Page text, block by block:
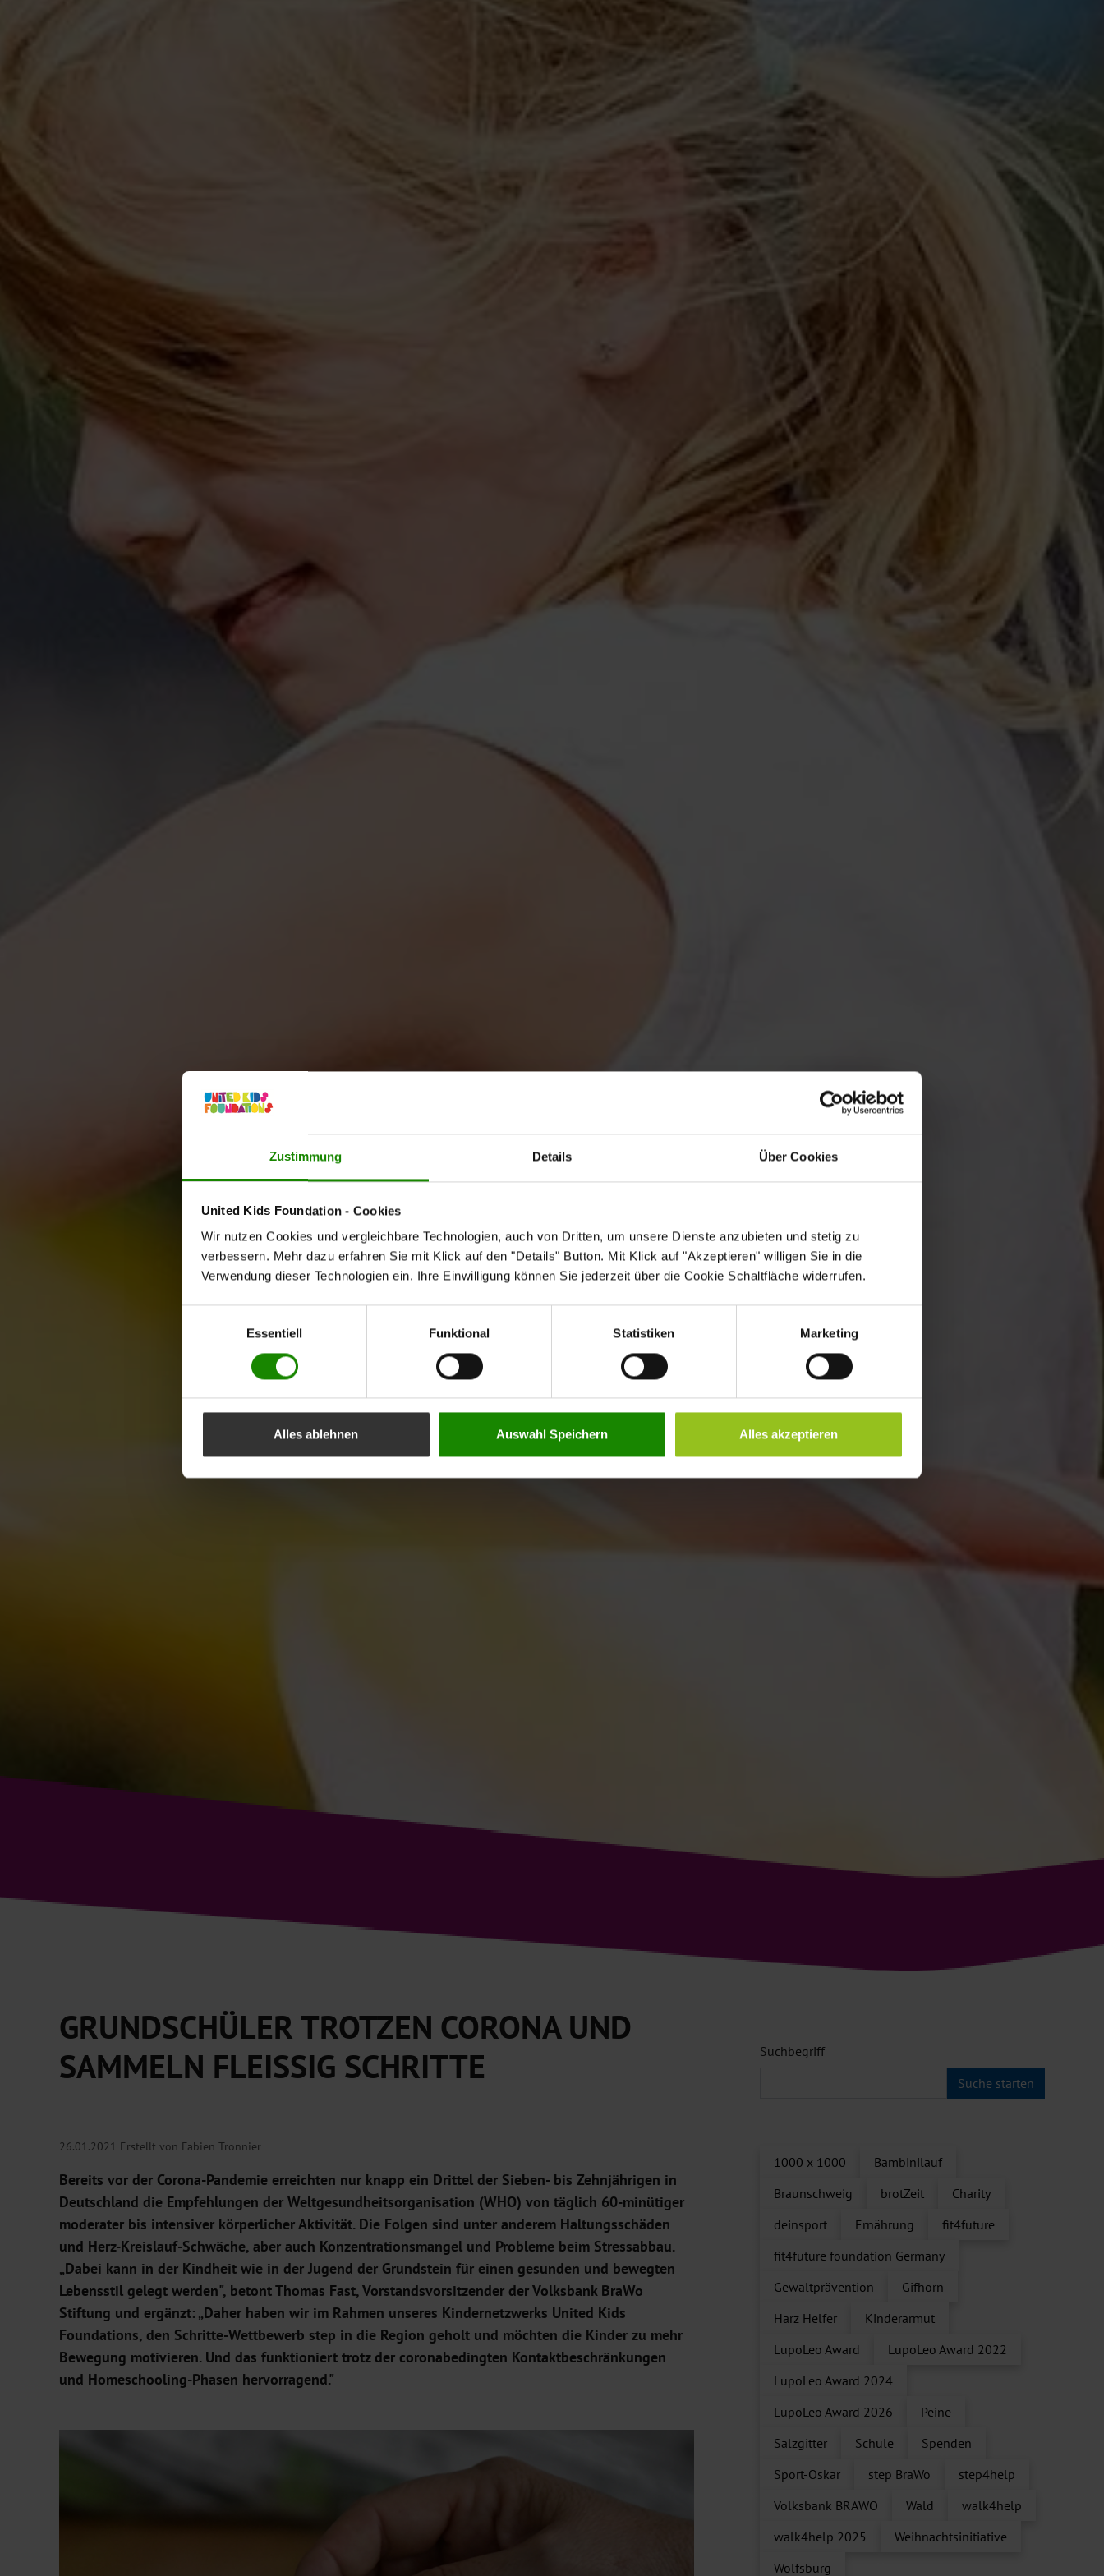
Zustimmung Details Über Cookies
United Kids Foundation - Cookies
Wir nutzen Cookies und vergleichbare Technologien, auch von Dritten, um unsere Dienste anzubieten und stetig zu
verbessern. Mehr dazu erfahren Sie mit Klick auf den "Details" Button. Mit Klick auf "Akzeptieren" willigen Sie in die
Verwendung dieser Technologien ein. Ihre Einwilligung können Sie jederzeit über die Cookie Schaltfläche widerrufen.
Essentiell
Funktional Statistiken Marketing
Alles ablehnen Auswahl Speichern Alles akzeptieren
GRUNDSCHÜLER TROTZEN CORONA UND
SAMMELN FLEISSIG SCHRITTE
26.01.2021 Erstellt von Fabien Tronnier
Bereits vor der Corona-Pandemie erreichten nur knapp ein Drittel der Sieben- bis Zehnjährigen in
Deutschland die Empfehlungen der Weltgesundheitsorganisation (WHO) von täglich 60-minütiger
moderater bis intensiver körperlicher Aktivität. Die Folgen sind unter anderem Haltungsschäden
und Herz-Kreislauf-Schwäche, aber auch Konzentrationsmangel und Probleme beim Stressabbau.
„Dabei kann in der Kindheit wie in der Jugend der Grundstein für einen gesunden und bewegten
Lebensstil gelegt werden", betont Thomas Fast, Vorstandsvorsitzender der Volksbank BraWo
Stiftung und ergänzt: „Daher haben wir im Rahmen unseres Kindernetzwerks United Kids
Foundations, den Schritte-Wettbewerb step in die Region geholt und möchten die Kinder zu mehr
Bewegung motivieren. Und das funktioniert trotz der coronabedingten Kontaktbeschränkungen
und Homeschooling-Phasen hervorragend."
Suchbegriff
1000 x 1000
Bambinilauf
Braunschweig
brotZeit
Charity
deinsport
Ernährung
fit4future
fit4future foundation Germany
Gewaltprävention
Gifhorn
Harz Helfer
Kinderarmut
LupoLeo Award
LupoLeo Award 2022
LupoLeo Award 2024
LupoLeo Award 2026
Peine
Salzgitter
Schule
Spenden
Sport-Oskar
step BraWo
step4help
Volksbank BRAWO
Wald
walk4help
walk4help 2025
Weihnachtsinitiative
Wolfsburg